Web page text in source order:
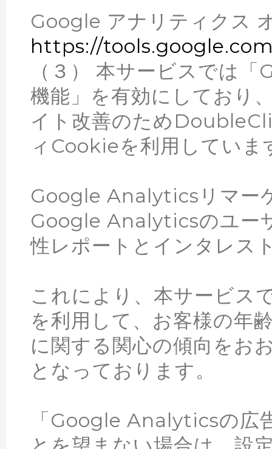
Google アナリティクス
https://
（３） 本サービスでは
機能」を有効にしており
イト改善のため
ィCookieを利用していま
Google Analyticsリマー
Google Analyticsのユー
性レポートとインタレス
これにより、本サービ
を利用して、お客様の年
に関する関心の傾向をお
となっております。
「Google Analyticsの広